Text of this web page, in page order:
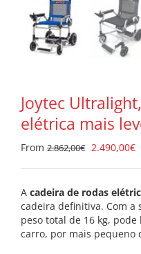
Joytec
elétrica mais
From 2.862,00€ O
era:
2.862,00€.
2.490,00€O
A cadeira de rodas
cadeira definitiva. Com a
peso total de 16 kg,
carro, por mais pequeno